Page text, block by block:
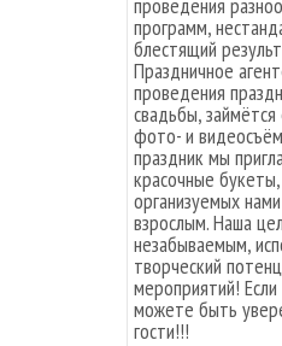
программ,
блестящий
Праздничное
проведения
свадьбы,
фото- и
праздник мы
красочные
организуемых
взрослым. Наша
незабываемым,
творческий
мероприятий!
можете быть
гости!!!